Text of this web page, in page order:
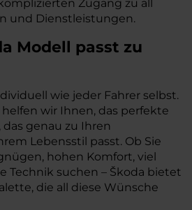
Zugang zu all
und Dienstleistungen.
Modell passt zu
wie jeder Fahrer selbst.
wir Ihnen, das perfekte
genau zu Ihren
Lebensstil passt. Ob Sie
hohen Komfort, viel
Technik suchen – Škoda bietet
die all diese Wünsche